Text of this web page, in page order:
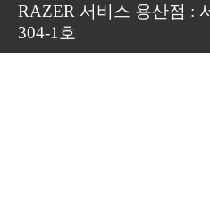
RAZER 서비스 용산점 :
304-1호